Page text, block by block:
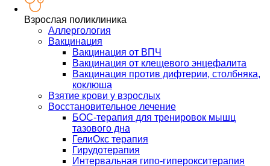
Взрослая поликлиника
Аллергология
Вакцинация
Вакцинация от ВПЧ
Вакцинация от клещевого энцефалита
Вакцинация против дифтерии, столбняка,
коклюша
Взятие крови у взрослых
Восстановительное лечение
БОС-терапия для тренировок мышц
тазового дна
ГелиОкс терапия
Гирудотерапия
Интервальная гипо-гиперокситерапия